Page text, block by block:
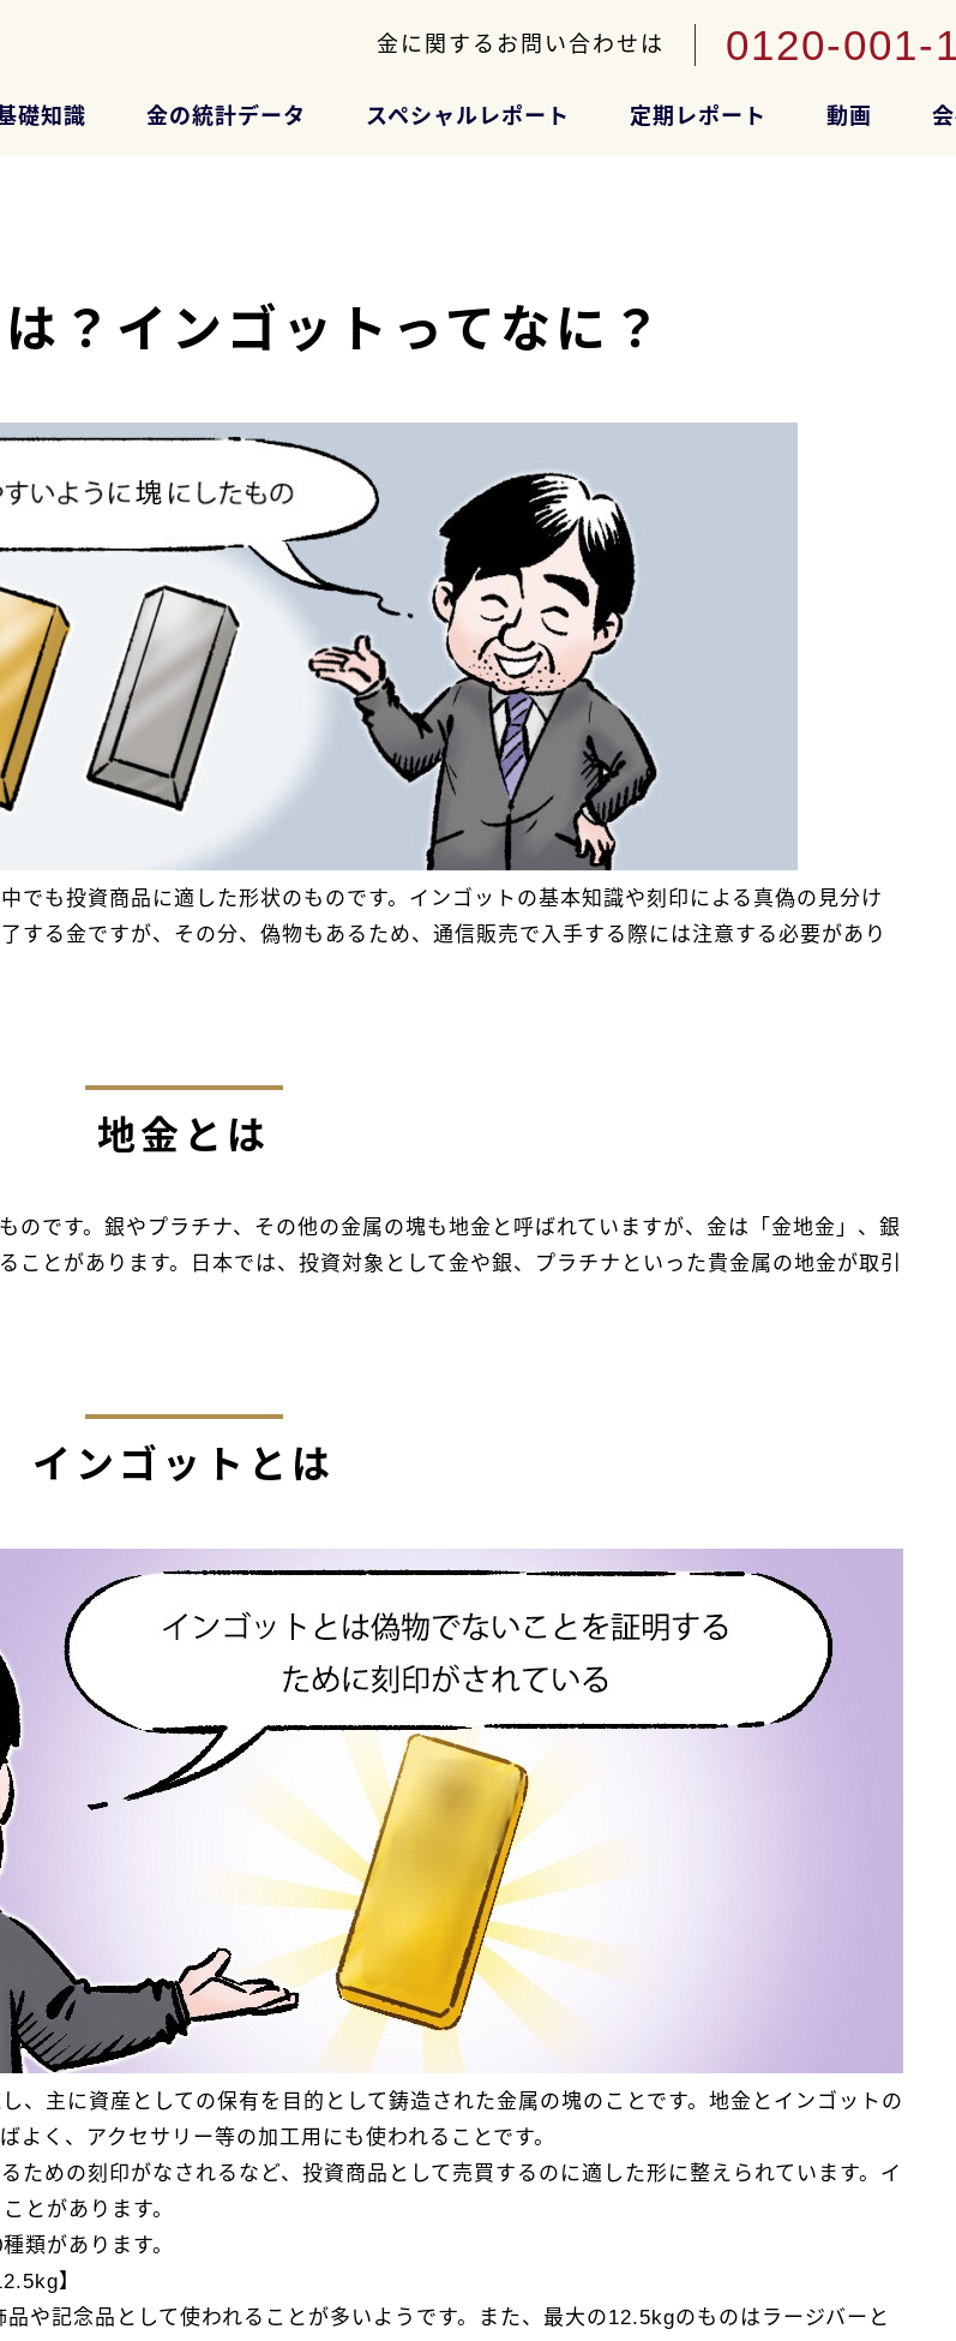
金に関するお問い合わせは 0120-001-
礎知識 金の統計データ スペシャルレポート 定期レポート 動画
？インゴットってなに？
でも投資商品に適した形状のものです。インゴットの基本知識や刻印による真偽の見分け
する金ですが、その分、偽物もあるため、通信販売で入手する際には注意する必要があり
地金とは
です。銀やプラチナ、その他の金属の塊も地金と呼ばれていますが、金は「金地金」、銀
ことがあります。日本では、投資対象として金や銀、プラチナといった貴金属の地金が取引
インゴットとは
、主に資産としての保有を目的として鋳造された金属の塊のことです。地金とインゴットの
く、アクセサリー等の加工用にも使われることです。
ための刻印がなされるなど、投資商品として売買するのに適した形に整えられています。イ
とがあります。
類があります。
】
や記念品として使われることが多いようです。また、最大の12.5kgのものはラージバーと